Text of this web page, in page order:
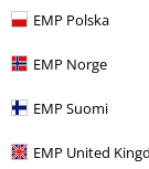
EMP Polska
EMP Norge
EMP Suomi
EMP United
Dad erste mal
wie auf dem bild
gerochen.
Qualität